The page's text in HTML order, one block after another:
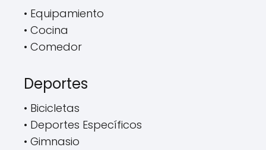
• Equipamiento
• Cocina
• Comedor
Deportes
• Bicicletas
• Deportes Específicos
• Gimnasio